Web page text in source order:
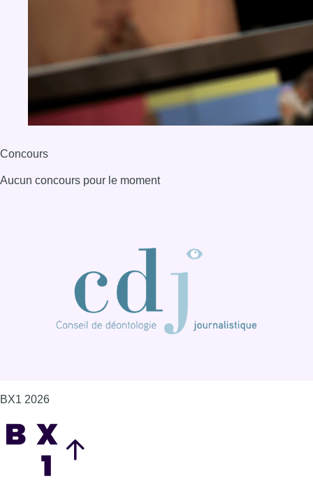
Concours
Aucun concours pour le moment
BX1 2026